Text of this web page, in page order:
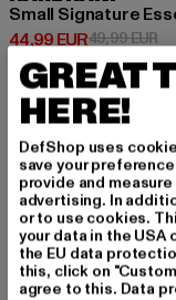
44,99 EUR
Derzeitiger Preis:
49,99 EUR
-25%
GREAT
HERE!
DefShop uses
save your
provide and
advertising. In
or to use cookies.
your data in the USA
the EU data
this, click on
agree to this. Data